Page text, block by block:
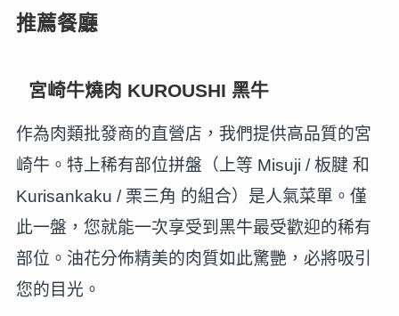
推薦餐廳
宮崎牛燒肉 KUROUSHI 黑牛
作為肉類批發商的直營店，我們提供高品質的宮
崎牛。特上稀有部位拼盤（上等 Misuji / 板腱 和
Kurisankaku / 栗三角 的組合）是人氣菜單。僅
此一盤，您就能一次享受到黑牛最受歡迎的稀有
部位。油花分佈精美的肉質如此驚艷，必將吸引
您的目光。